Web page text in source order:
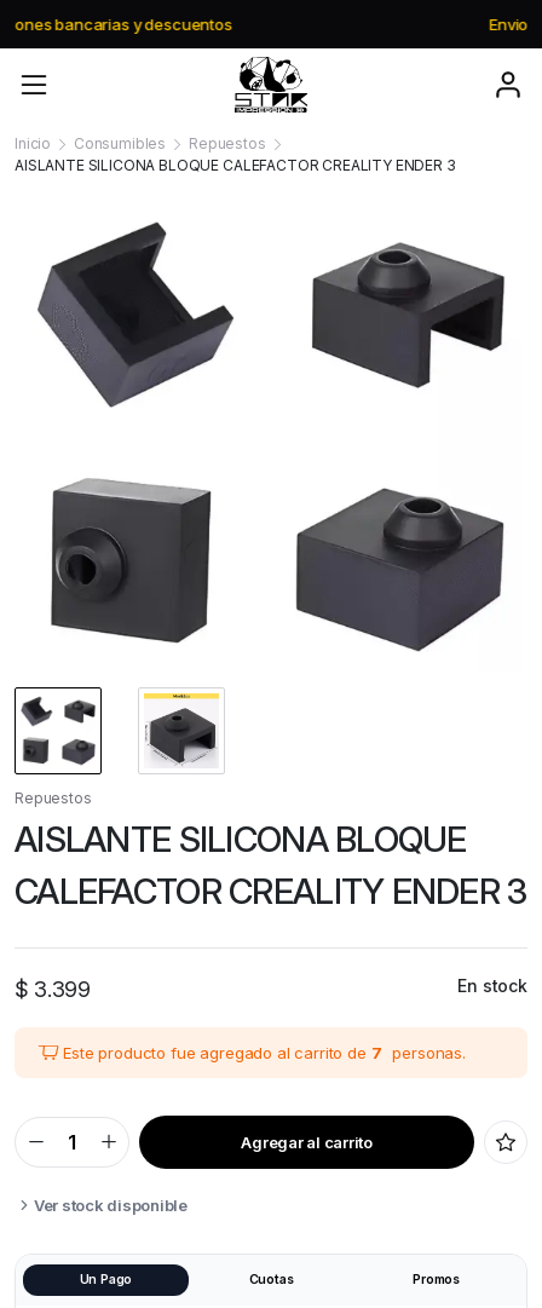
Envio gratis a partir de $195.000
Inicio Consumibles
Repuestos
AISLANTE SILICONA BLOQUE CALEFACTOR CREALITY ENDER 3
Repuestos
AISLANTE SILICONA BLOQUE
CALEFACTOR CREALITY ENDER 3
$ 3.399 En stock
Este producto fue agregado al carrito de 7 personas.
AISLANTE
SILICONA
CALEFACTOR
CREALITY
quantity
Agregar al carrito
Ver stock disponible
Un Pago Cuotas Promos